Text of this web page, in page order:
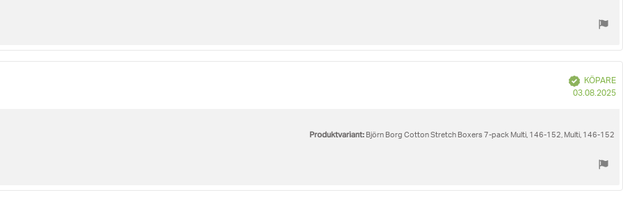
Bekräftad
KÖPARE
03.08.2025
Produktvariant: Björn Borg Cotton Stretch Boxers 7-pack Multi, 146-152, Multi, 146-152